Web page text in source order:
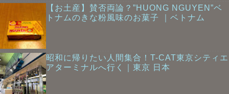
【お土産】賛否両論？”HUONG NGUYEN”ベ
トナムのきな粉風味のお菓子 ｜ベトナム
昭和に帰りたい人間集合！T-CAT東京シティエ
アターミナルへ行く｜東京 日本